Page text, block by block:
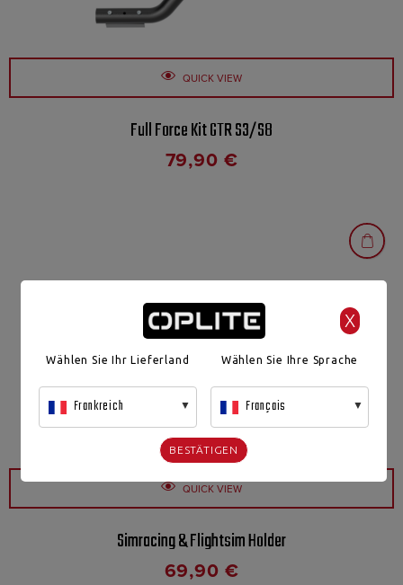
QUICK VIEW
Full Force Kit GTR S3/S8
79,90 €
QUICK VIEW
Simracing & Flightsim Holder
69,90 €
X
Wählen Sie Ihr Lieferland
Frankreich
Wählen Sie Ihre Sprache
Français
BESTÄTIGEN